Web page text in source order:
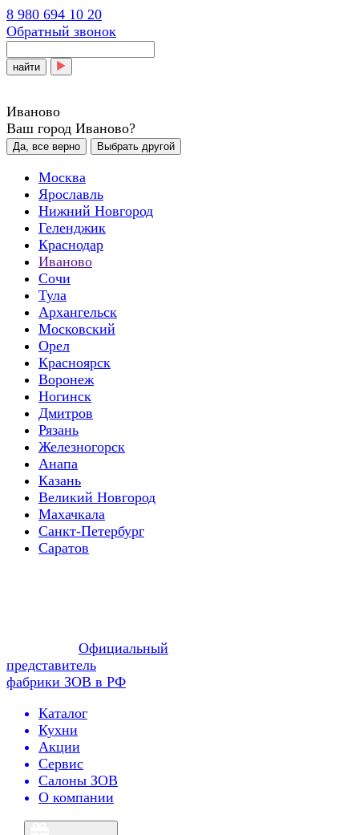
8 980 694 10 20
Обратный звонок
найти
Иваново
Ваш город Иваново?
Да, все верно Выбрать другой
Москва
Ярославль
Нижний Новгород
Геленджик
Краснодар
Иваново
Сочи
Тула
Архангельск
Московский
Орел
Красноярск
Воронеж
Ногинск
Дмитров
Рязань
Железногорск
Анапа
Казань
Великий Новгород
Махачкала
Санкт-Петербург
Саратов
Официальный
представитель
фабрики ЗОВ в РФ
Каталог
Кухни
Акции
Сервис
Салоны ЗОВ
О компании